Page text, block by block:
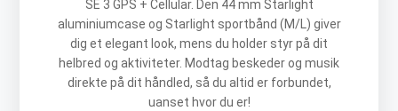
SE 3 GPS + Cellular. Den 44 mm Starlight
aluminiumcase og Starlight sportbånd (M/L) giver
dig et elegant look, mens du holder styr på dit
helbred og aktiviteter. Modtag beskeder og musik
direkte på dit håndled, så du altid er forbundet,
uanset hvor du er!